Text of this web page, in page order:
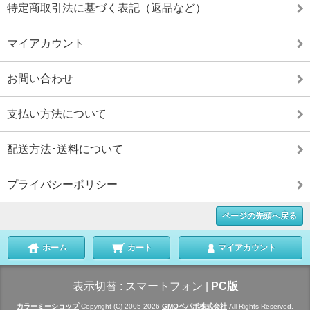
特定商取引法に基づく表記（返品など）
マイアカウント
お問い合わせ
支払い方法について
配送方法･送料について
プライバシーポリシー
ページの先頭へ戻る
ホーム カート マイアカウント
表示切替 : スマートフォン PC版
カラーミーショップCopyright (C) 2005-2026 GMOペパボ株式会社 All Rights Reserved.